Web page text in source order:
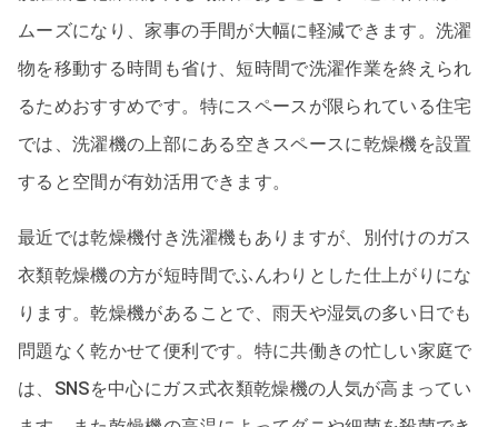
ムーズになり、家事の手間が大幅に軽減できます。洗濯
物を移動する時間も省け、短時間で洗濯作業を終えられ
るためおすすめです。特にスペースが限られている住宅
では、洗濯機の上部にある空きスペースに乾燥機を設置
すると空間が有効活用できます。
最近では乾燥機付き洗濯機もありますが、別付けのガス
衣類乾燥機の方が短時間でふんわりとした仕上がりにな
ります。乾燥機があることで、雨天や湿気の多い日でも
問題なく乾かせて便利です。特に共働きの忙しい家庭で
は、SNSを中心にガス式衣類乾燥機の人気が高まってい